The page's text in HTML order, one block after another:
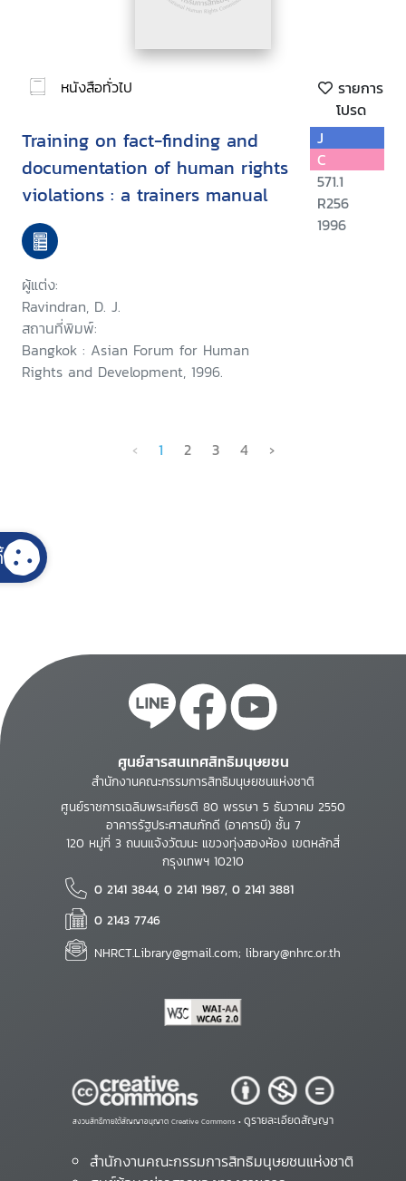
หนังสือทั่วไป
รายการ
โปรด
Training on fact-finding and
documentation of human rights
violations : a trainers manual
ผู้แต่ง:
Ravindran, D. J.
สถานที่พิมพ์:
Bangkok : Asian Forum for Human
Rights and Development, 1996.
J
C
571.1
R256
1996
‹ 1 2 3 4 ›
ศูนย์สารสนเทศสิทธิมนุษยชน
สำนักงานคณะกรรมการสิทธิมนุษยชนแห่งชาติ
ศูนย์ราชการเฉลิมพระเกียรติ 80 พรรษา 5 ธันวาคม 2550
อาคารรัฐประศาสนภักดี (อาคารบี) ชั้น 7
120 หมู่ที่ 3 ถนนแจ้งวัฒนะ แขวงทุ่งสองห้อง เขตหลักสี่
กรุงเทพฯ 10210
0 2141 3844, 0 2141 1987, 0 2141 3881
0 2143 7746
NHRCT.Library@gmail.com; library@nhrc.or.th
สงวนสิทธิ์ภายใต้สัญญาอนุญาต Creative Commons • ดูรายละเอียดสัญญา
สำนักงานคณะกรรมการสิทธิมนุษยชนแห่งชาติ